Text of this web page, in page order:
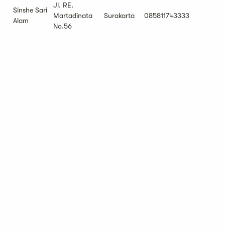
Sinshe Sari
Alam
Jl. RE.
Martadinata
No.56
Surakarta 085811743333